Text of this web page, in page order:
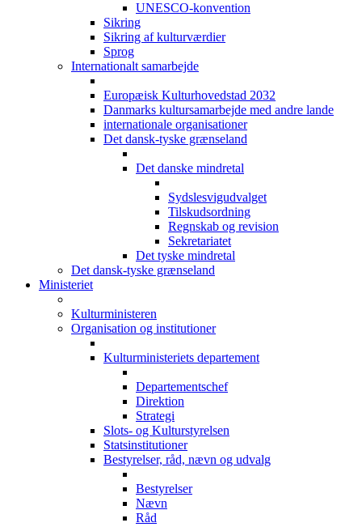
UNESCO-konvention
Sikring
Sikring af kulturværdier
Sprog
Internationalt samarbejde
Europæisk Kulturhovedstad 2032
Danmarks kultursamarbejde med andre lande
internationale organisationer
Det dansk-tyske grænseland
Det danske mindretal
Sydslesvigudvalget
Tilskudsordning
Regnskab og revision
Sekretariatet
Det tyske mindretal
Det dansk-tyske grænseland
Ministeriet
Kulturministeren
Organisation og institutioner
Kulturministeriets departement
Departementschef
Direktion
Strategi
Slots- og Kulturstyrelsen
Statsinstitutioner
Bestyrelser, råd, nævn og udvalg
Bestyrelser
Nævn
Råd